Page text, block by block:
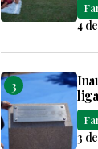
4
3